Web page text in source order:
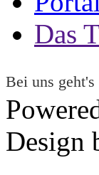
Das
Bei uns geht's
Design